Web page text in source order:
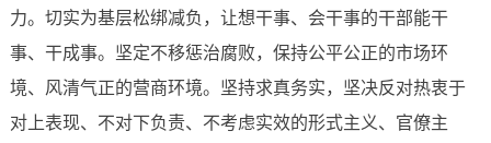
力。切实为基层松绑减负，让想干事、会干事的干部能干
事、干成事。坚定不移惩治腐败，保持公平公正的市场环
境、风清气正的营商环境。坚持求真务实，坚决反对热衷于
对上表现、不对下负责、不考虑实效的形式主义、官僚主